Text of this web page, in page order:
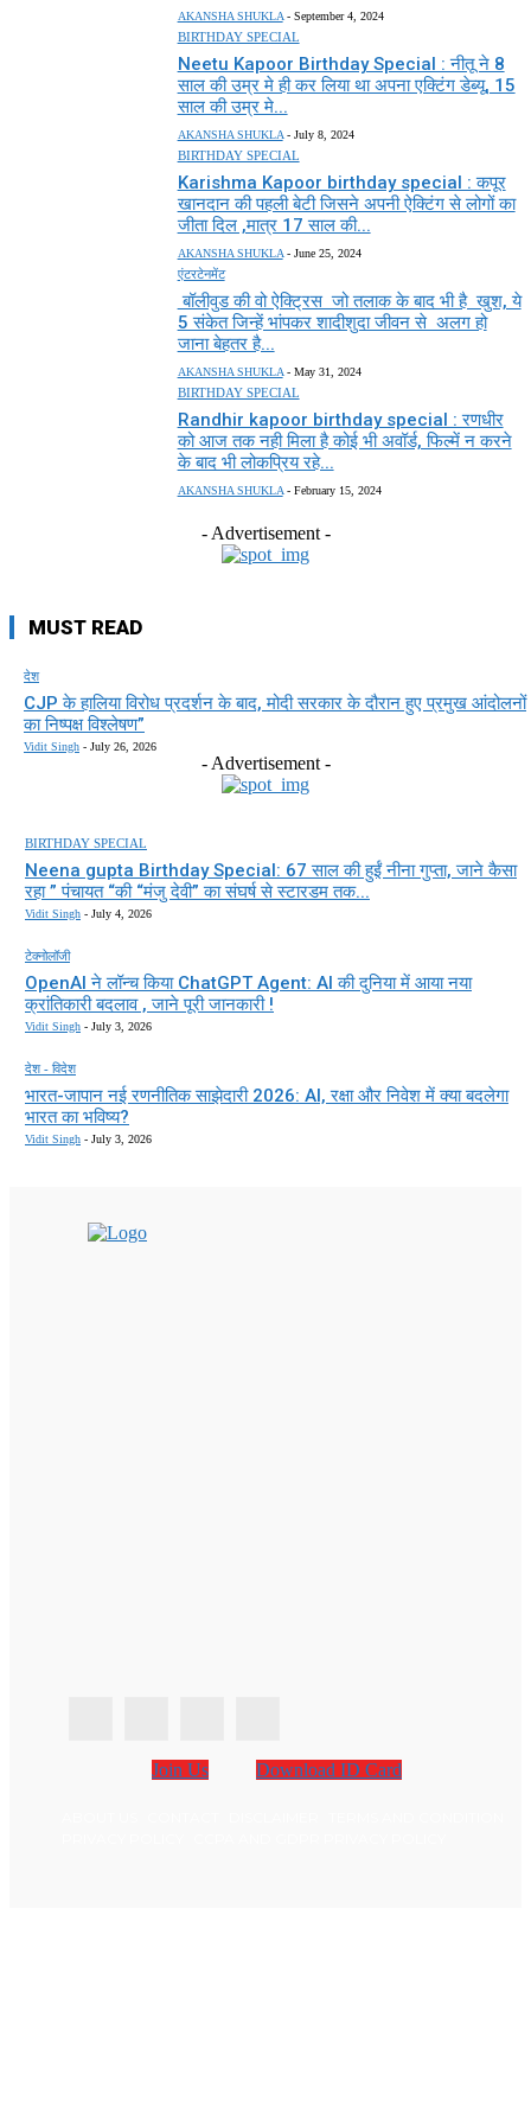
AKANSHA SHUKLA - September 4, 2024
BIRTHDAY SPECIAL
Neetu Kapoor Birthday Special : नीतू ने 8
साल की उम्र मे ही कर लिया था अपना एक्टिंग डेब्यू, 15
साल की उम्र मे...
AKANSHA SHUKLA - July 8, 2024
BIRTHDAY SPECIAL
Karishma Kapoor birthday special : कपूर
खानदान की पहली बेटी जिसने अपनी ऐक्टिंग से लोगों का
जीता दिल ,मात्र 17 साल की...
AKANSHA SHUKLA - June 25, 2024
एंटरटेनमेंट
बॉलीवुड की वो ऐक्ट्रिस जो तलाक के बाद भी है खुश, ये
5 संकेत जिन्हें भांपकर शादीशुदा जीवन से अलग हो
जाना बेहतर है...
AKANSHA SHUKLA - May 31, 2024
BIRTHDAY SPECIAL
Randhir kapoor birthday special : रणधीर
को आज तक नही मिला है कोई भी अवॉर्ड, फिल्में न करने
के बाद भी लोकप्रिय रहे...
AKANSHA SHUKLA - February 15, 2024
- Advertisement -
MUST READ
देश
CJP के हालिया विरोध प्रदर्शन के बाद, मोदी सरकार के दौरान हुए प्रमुख आंदोलनों
का निष्पक्ष विश्लेषण”
Vidit Singh - July 26, 2026
- Advertisement -
BIRTHDAY SPECIAL
Neena gupta Birthday Special: 67 साल की हुईं नीना गुप्ता, जाने कैसा
रहा ” पंचायत “की “मंजु देवी” का संघर्ष से स्टारडम तक...
Vidit Singh - July 4, 2026
टेक्नोलॉजी
OpenAI ने लॉन्च किया ChatGPT Agent: AI की दुनिया में आया नया
क्रांतिकारी बदलाव , जाने पूरी जानकारी !
Vidit Singh - July 3, 2026
देश - विदेश
भारत-जापान नई रणनीतिक साझेदारी 2026: AI, रक्षा और निवेश में क्या बदलेगा
भारत का भविष्य?
Vidit Singh - July 3, 2026
Join Us Download ID Card